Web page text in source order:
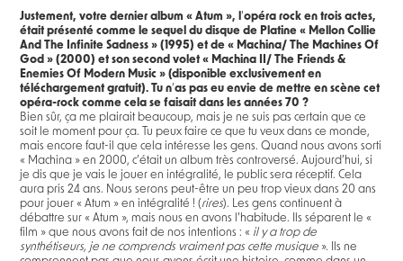
Justement, votre dernier album « Atum », l’opéra rock en trois actes,
était présenté comme le sequel du disque de Platine « Mellon Collie
And The Infinite Sadness » (1995) et de « Machina/ The Machines Of
God » (2000) et son second volet « Machina II/ The Friends &
Enemies Of Modern Music » (disponible exclusivement en
téléchargement gratuit). Tu n’as pas eu envie de mettre en scène cet
opéra-rock comme cela se faisait dans les années 70 ?
Bien sûr, ça me plairait beaucoup, mais je ne suis pas certain que ce
soit le moment pour ça. Tu peux faire ce que tu veux dans ce monde,
mais encore faut-il que cela intéresse les gens. Quand nous avons sorti
« Machina » en 2000, c’était un album très controversé. Aujourd’hui, si
je dis que je vais le jouer en intégralité, le public sera réceptif. Cela
aura pris 24 ans. Nous serons peut-être un peu trop vieux dans 20 ans
pour jouer « Atum » en intégralité ! (rires). Les gens continuent à
débattre sur « Atum », mais nous en avons l’habitude. Ils séparent le «
film » que nous avons fait de nos intentions : « il y a trop de
synthétiseurs, je ne comprends vraiment pas cette musique ». Ils ne